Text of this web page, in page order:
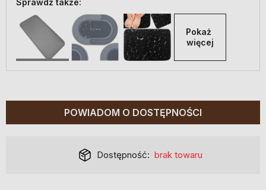
Sprawdź także:
Pokaż
więcej
POWIADOM O DOSTĘPNOŚCI
Dostępność: brak towaru